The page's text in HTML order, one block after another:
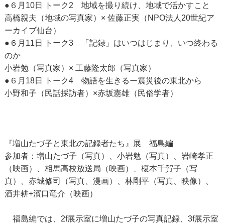
●６月10日 トーク2 地域を撮り続け、地域で活かすこと
高橋親夫（地域の写真家）× 佐藤正実（NPO法人20世紀ア
ーカイブ仙台）
●６月11日 トーク3 「記録」はいつはじまり、いつ終わる
のか
小岩勉（写真家）× 工藤隆太郎（写真家）
●６月18日 トーク4 物語を生きるー震災後の東北から
小野和子（民話採訪者）×赤坂憲雄（民俗学者）
『増山たづ子と東北の記録者たち』展 福島編
参加者：増山たづ子（写真）、小岩勉（写真）、岩崎孝正
（映画）、相馬高校放送局（映画）、榎本千賀子（写
真）、赤城修司（写真、漫画）、林剛平（写真、映像）、
酒井耕+濱口竜介（映画）
福島編では、2f展示室に増山たづ子の写真記録、3f展示室